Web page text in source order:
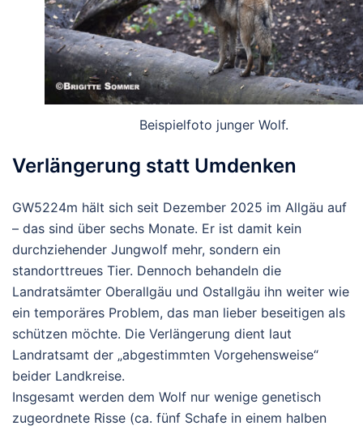
Beispielfoto junger Wolf.
Verlängerung statt Umdenken
GW5224m hält sich seit Dezember 2025 im Allgäu auf
– das sind über sechs Monate. Er ist damit kein
durchziehender Jungwolf mehr, sondern ein
standorttreues Tier. Dennoch behandeln die
Landratsämter Oberallgäu und Ostallgäu ihn weiter wie
ein temporäres Problem, das man lieber beseitigen als
schützen möchte. Die Verlängerung dient laut
Landratsamt der „abgestimmten Vorgehensweise“
beider Landkreise.
Insgesamt werden dem Wolf nur wenige genetisch
zugeordnete Risse (ca. fünf Schafe in einem halben